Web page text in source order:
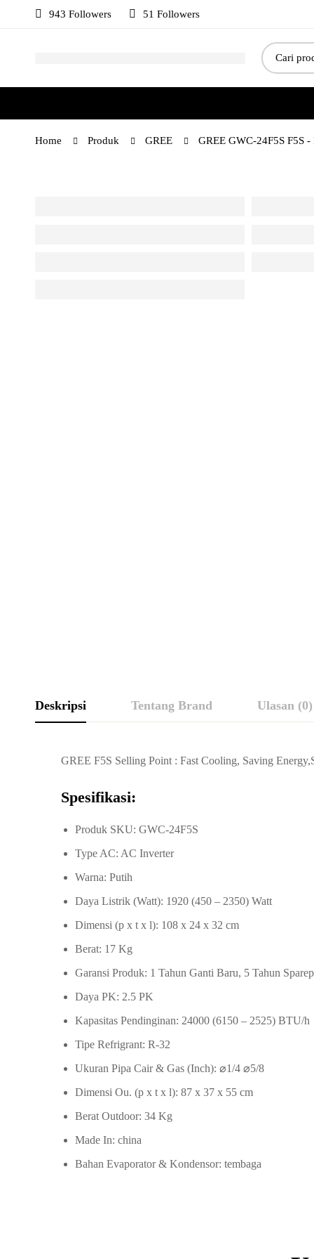
943 Followers 51 Followers
Home Produk GREE GREE GWC-24F5S F5S -
Deskripsi Tentang Brand Ulasan (0)
GREE F5S Selling Point : Fast Cooling, Saving
Spesifikasi:
Produk SKU: GWC-24F5S
Type AC: AC Inverter
Warna: Putih
Daya Listrik (Watt): 1920 (450 – 2350) Watt
Dimensi (p x t x l): 108 x 24 x 32 cm
Berat: 17 Kg
Garansi Produk: 1 Tahun Ganti Baru, 5 Tahun
Daya PK: 2.5 PK
Kapasitas Pendinginan: 24000 (6150 – 2525) BTU/h
Tipe Refrigrant: R-32
Ukuran Pipa Cair & Gas (Inch): ⌀1/4 ⌀5/8
Dimensi Ou. (p x t x l): 87 x 37 x 55 cm
Berat Outdoor: 34 Kg
Made In: china
Bahan Evaporator & Kondensor: tembaga